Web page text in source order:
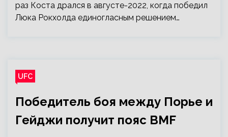
раз Коста дрался в августе-2022, когда победил
Люка Рокхолда единогласным решением…
UFC
Победитель боя между Порье и
Гейджи получит пояс BMF